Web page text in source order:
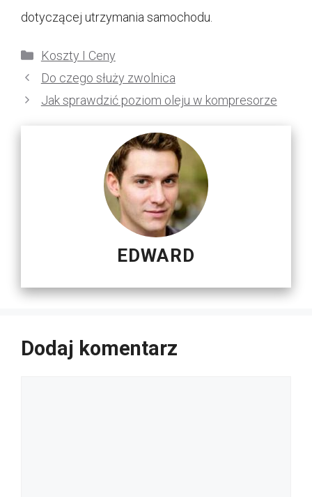
dotyczącej utrzymania samochodu.
Kategorie
Koszty I Ceny
Do czego służy zwolnica
Jak sprawdzić poziom oleju w kompresorze
EDWARD
Dodaj komentarz